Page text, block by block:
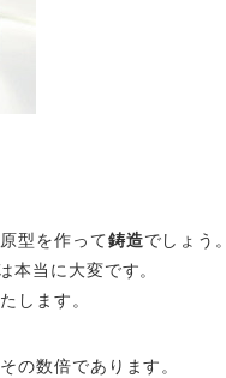
型を作って鋳造でしょう。
本当に大変です。
します。
の数倍であります。